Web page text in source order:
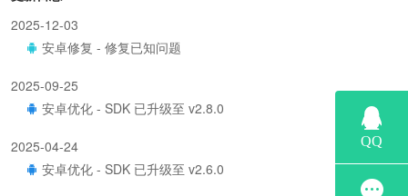
2025-12-03
安卓修复 - 修复已知问题
2025-09-25
安卓优化 - SDK 已升级至 v2.8.0
2025-04-24
安卓优化 - SDK 已升级至 v2.6.0